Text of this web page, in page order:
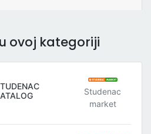
ovoj kategoriji
Studenac
market